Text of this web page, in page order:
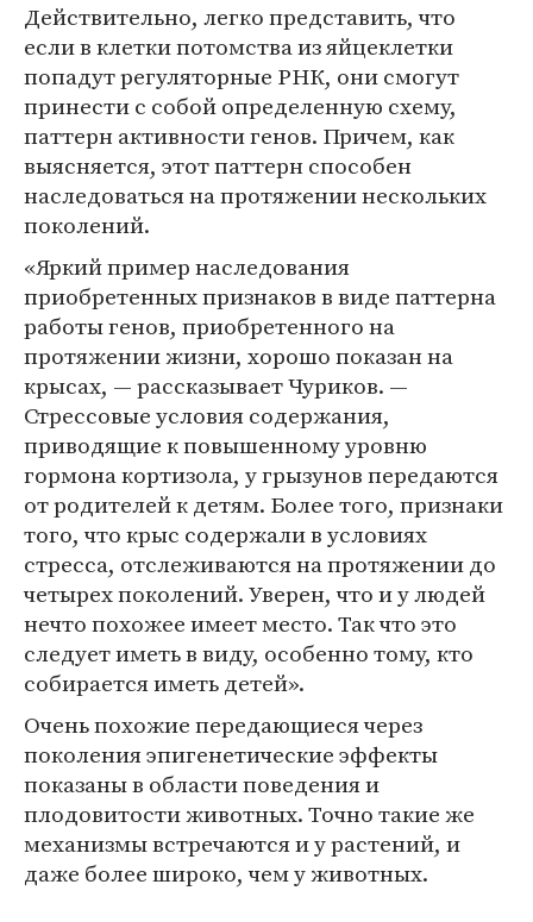
Действительно, легко представить, что
если в клетки потомства из яйцеклетки
попадут регуляторные РНК, они смогут
принести с собой определенную схему,
паттерн активности генов. Причем, как
выясняется, этот паттерн способен
наследоваться на протяжении нескольких
поколений.
«Яркий пример наследования
приобретенных признаков в виде паттерна
работы генов, приобретенного на
протяжении жизни, хорошо показан на
крысах, — рассказывает Чуриков. —
Стрессовые условия содержания,
приводящие к повышенному уровню
гормона кортизола, у грызунов передаются
от родителей к детям. Более того, признаки
того, что крыс содержали в условиях
стресса, отслеживаются на протяжении до
четырех поколений. Уверен, что и у людей
нечто похожее имеет место. Так что это
следует иметь в виду, особенно тому, кто
собирается иметь детей».
Очень похожие передающиеся через
поколения эпигенетические эффекты
показаны в области поведения и
плодовитости животных. Точно такие же
механизмы встречаются и у растений, и
даже более широко, чем у животных.